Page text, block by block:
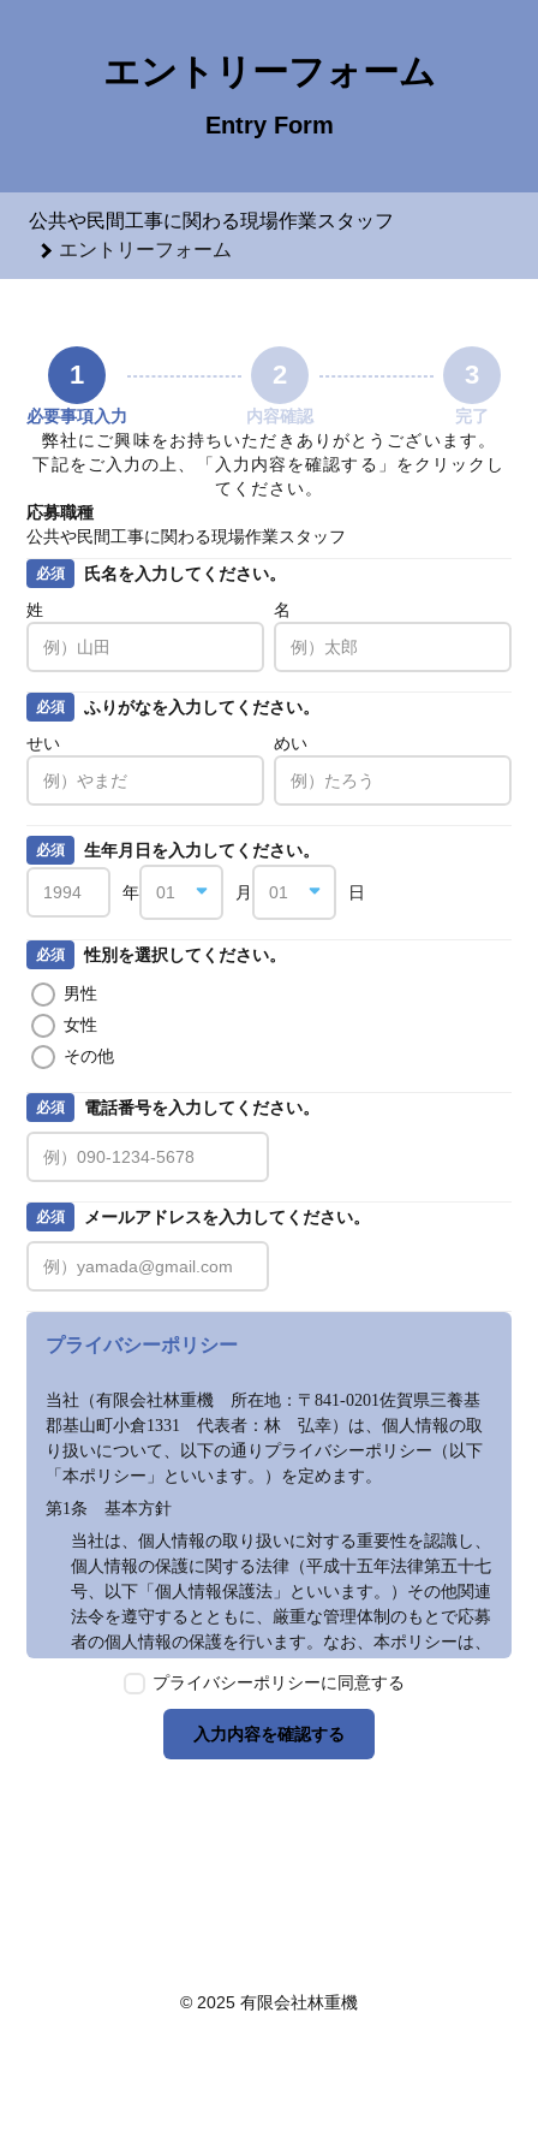
エントリーフォーム
Entry Form
公共や民間工事に関わる現場作業スタッフ
エントリーフォーム
1
必要事項入力
2
内容確認
3
完了
弊社にご興味をお持ちいただきありがとうございます。
下記をご入力の上、「入力内容を確認する」をクリックし
てください。
応募職種
公共や民間工事に関わる現場作業スタッフ
必須
氏名を入力してください。
姓
名
必須
ふりがなを入力してください。
せい
めい
必須 生年月日を入力してください。
年 月 日
必須
性別を選択してください。
男性
女性
その他
必須 電話番号を入力してください。
必須 メールアドレスを入力してください。
プライバシーポリシー
当社（有限会社林重機　所在地：〒841-0201佐賀県三養基
郡基山町小倉1331　代表者：林　弘幸）は、個人情報の取
り扱いについて、以下の通りプライバシーポリシー（以下
「本ポリシー」といいます。）を定めます。
第1条　基本方針
当社は、個人情報の取り扱いに対する重要性を認識し、
個人情報の保護に関する法律（平成十五年法律第五十七
号、以下「個人情報保護法」といいます。）その他関連
法令を遵守するとともに、厳重な管理体制のもとで応募
者の個人情報の保護を行います。なお、本ポリシーは、
のとします。
第2条　個人情報の定義
本ポリシーにおいて「個人情報」とは、個人情報保護法
利用の停止、消去及び第三者への提供の停止を行うこと
プライバシーポリシーに同意する
入力内容を確認する
© 2025 有限会社林重機